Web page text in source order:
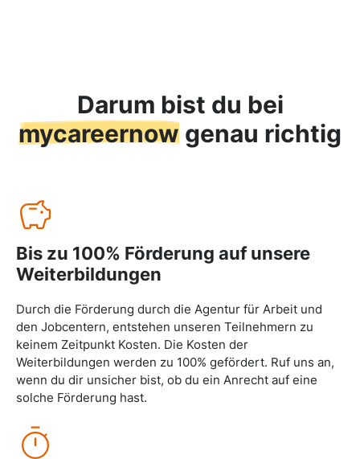
Darum bist du bei
mycareernow genau richtig
Bis zu 100% Förderung auf unsere
Weiterbildungen
Durch die Förderung durch die Agentur für Arbeit und
den Jobcentern, entstehen unseren Teilnehmern zu
keinem Zeitpunkt Kosten. Die Kosten der
Weiterbildungen werden zu 100% gefördert. Ruf uns an,
wenn du dir unsicher bist, ob du ein Anrecht auf eine
solche Förderung hast.